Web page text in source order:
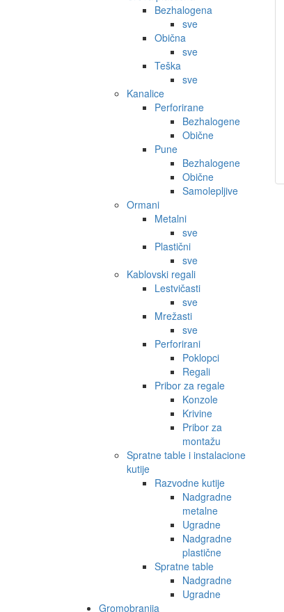
Bezhalogena
sve
Obična
sve
Teška
sve
Kanalice
Perforirane
Bezhalogene
Obične
Pune
Bezhalogene
Obične
Samolepljive
Ormani
Metalni
sve
Plastični
sve
Kablovski regali
Lestvičasti
sve
Mrežasti
sve
Perforirani
Poklopci
Regali
Pribor za regale
Konzole
Krivine
Pribor za
montažu
Spratne table i instalacione
kutije
Razvodne kutije
Nadgradne
metalne
Ugradne
Nadgradne
plastične
Spratne table
Nadgradne
Ugradne
Gromobranija